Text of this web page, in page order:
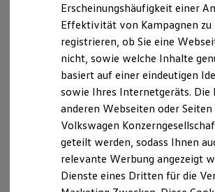
Ladezeitensimulator
Batterie
Sicherheit
Garantie und Lebensdauer
Nachhaltigkeit
Technologie
Kosten und Kauf
Verbrauchskosten
Kaufoptionen
E-Auto-Förderung
Software und Konnektivität
Die ID. Software 6
ID. Software Versionen
Digitale Extras
Schnittstellen zu Ihrem ID.
Fahrzeugangebot anfordern
Servicetermin buchen
Serviceanfrage stellen
Erscheinungshäufigkeit einer
Effektivität von Kampagnen zu
registrieren, ob Sie eine
nicht, sowie welche Inhalte
basiert auf einer eindeutigen
sowie Ihres Internetgeräts.
anderen Webseiten oder
Volkswagen
geteilt werden, sodass Ihnen
relevante Werbung angezeigt
Dienste eines Dritten für die